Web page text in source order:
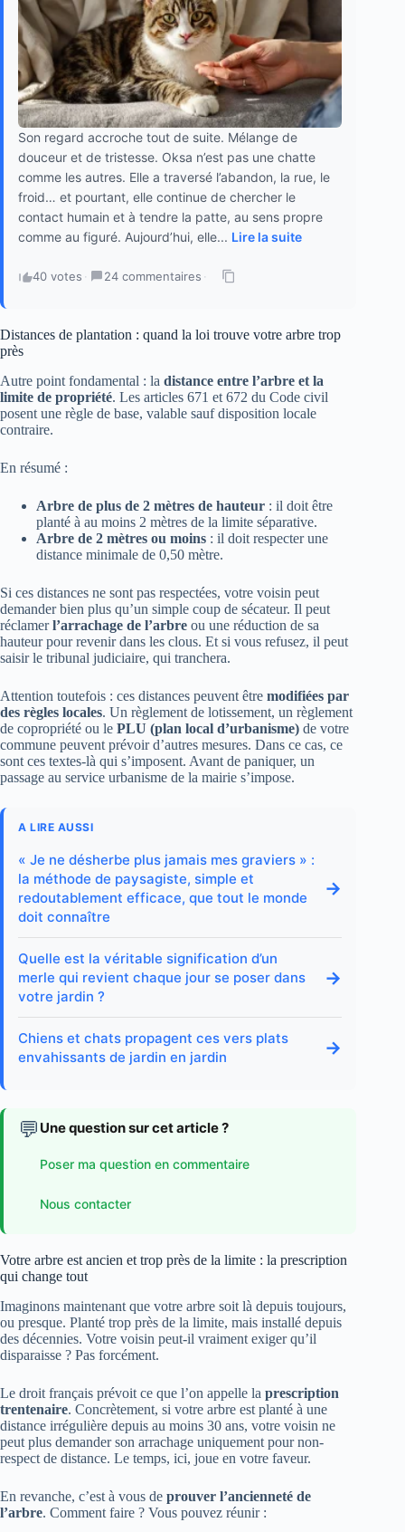
Son regard accroche tout de suite. Mélange de
douceur et de tristesse. Oksa n’est pas une chatte
comme les autres. Elle a traversé l’abandon, la rue, le
froid… et pourtant, elle continue de chercher le
contact humain et à tendre la patte, au sens propre
comme au figuré. Aujourd’hui, elle... Lire la suite
40 votes · 24 commentaires ·
Distances de plantation : quand la loi trouve votre arbre trop
près
Autre point fondamental : la distance entre l’arbre et la
limite de propriété. Les articles 671 et 672 du Code civil
posent une règle de base, valable sauf disposition locale
contraire.
En résumé :
Arbre de plus de 2 mètres de hauteur : il doit être
planté à au moins 2 mètres de la limite séparative.
Arbre de 2 mètres ou moins : il doit respecter une
distance minimale de 0,50 mètre.
Si ces distances ne sont pas respectées, votre voisin peut
demander bien plus qu’un simple coup de sécateur. Il peut
réclamerl’arrachage de l’arbre ou une réduction de sa
hauteur pour revenir dans les clous. Et si vous refusez, il peut
saisir le tribunal judiciaire, qui tranchera.
Attention toutefois : ces distances peuvent être modifiées par
des règles locales. Un règlement de lotissement, un règlement
de copropriété ou le PLU (plan local d’urbanisme) de votre
commune peuvent prévoir d’autres mesures. Dans ce cas, ce
sont ces textes-là qui s’imposent. Avant de paniquer, un
passage au service urbanisme de la mairie s’impose.
A LIRE AUSSI
« Je ne désherbe plus jamais mes graviers » :
la méthode de paysagiste, simple et
redoutablement efficace, que tout le monde
doit connaître
→
Quelle est la véritable signification d’un
merle qui revient chaque jour se poser dans
votre jardin ?
→
Chiens et chats propagent ces vers plats
envahissants de jardin en jardin
→
💬 Une question sur cet article ?
Poser ma question en commentaire
Nous contacter
Votre arbre est ancien et trop près de la limite : la prescription
qui change tout
Imaginons maintenant que votre arbre soit là depuis toujours,
ou presque. Planté trop près de la limite, mais installé depuis
des décennies. Votre voisin peut-il vraiment exiger qu’il
disparaisse ? Pas forcément.
Le droit français prévoit ce que l’on appelle la prescription
trentenaire. Concrètement, si votre arbre est planté à une
distance irrégulière depuis au moins 30 ans, votre voisin ne
peut plus demander son arrachage uniquement pour non-
respect de distance. Le temps, ici, joue en votre faveur.
En revanche, c’est à vous de prouver l’ancienneté de
l’arbre. Comment faire ? Vous pouvez réunir :